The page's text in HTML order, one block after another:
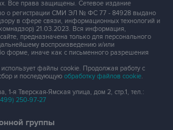
Все права защищены. Сетевое издание
о регистрации СМИ ЭЛ № ФС 77 - 84928 выдано
в сфере связи, информационных технологий и
21.03.2023. Вся информация,
предназначена только для персонального
воспроизведению и/или
форме, иначе как с письменного разрешения
файлы cookie. Продолжая работу с
и последующую обработку файлов cookie.
1-я Тверская-Ямская улица, дом 2, стр.1, тел.:
250-97-27
группы